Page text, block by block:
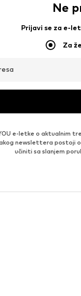
Ne
Prijavi se za e-
Za
e-letke o aktualnim
newslettera postoji
učiniti sa slanjem